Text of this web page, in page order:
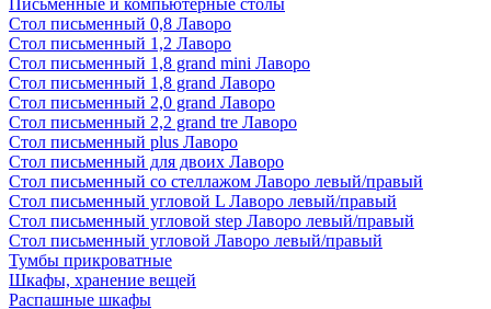
Письменные и компьютерные столы
Стол письменный 0,8 Лаворо
Стол письменный 1,2 Лаворо
Стол письменный 1,8 grand mini Лаворо
Стол письменный 1,8 grand Лаворо
Стол письменный 2,0 grand Лаворо
Стол письменный 2,2 grand tre Лаворо
Стол письменный plus Лаворо
Стол письменный для двоих Лаворо
Стол письменный со стеллажом Лаворо левый/правый
Стол письменный угловой L Лаворо левый/правый
Стол письменный угловой step Лаворо левый/правый
Стол письменный угловой Лаворо левый/правый
Тумбы прикроватные
Шкафы, хранение вещей
Распашные шкафы